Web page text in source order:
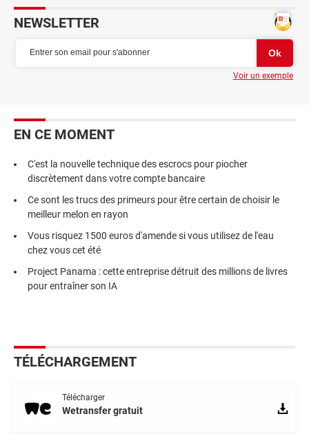
NEWSLETTER
Voir un exemple
EN CE MOMENT
C'est la nouvelle technique des escrocs pour piocher
discrètement dans votre compte bancaire
Ce sont les trucs des primeurs pour être certain de choisir le
meilleur melon en rayon
Vous risquez 1500 euros d'amende si vous utilisez de l'eau
chez vous cet été
Project Panama : cette entreprise détruit des millions de livres
pour entraîner son IA
TÉLÉCHARGEMENT
Télécharger
Wetransfer gratuit